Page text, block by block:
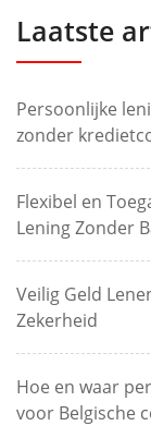
Laatste
Persoonlijke
zonder
Flexibel en
Lening Zonder
Veilig Geld
Zekerheid
Hoe en waar
voor Belgische